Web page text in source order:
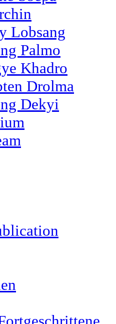
Lobsang
Palmo
Khadro
Drolma
Dekyi